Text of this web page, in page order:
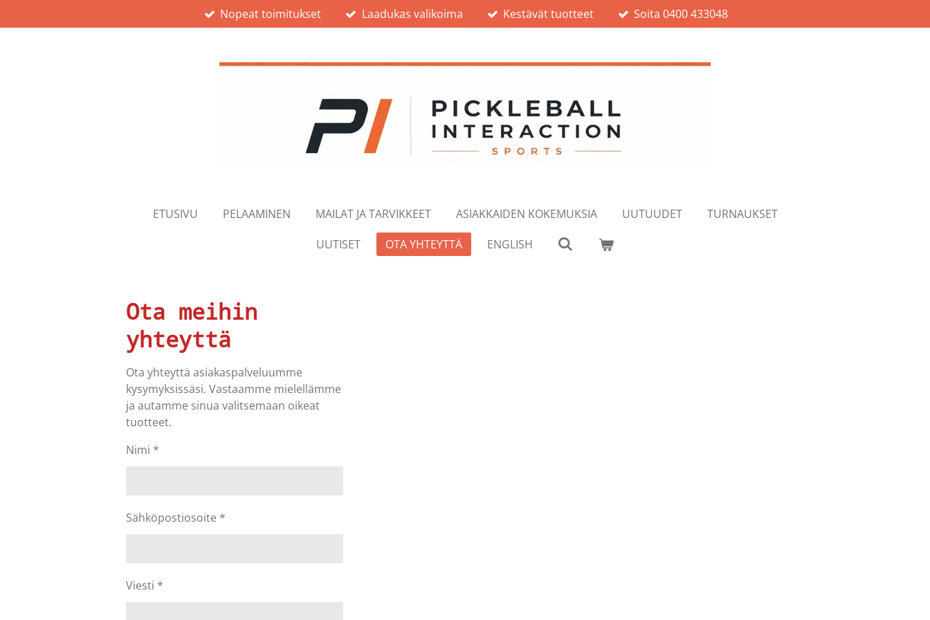
pääsisältöön
Nopeat toimitukset Laadukas valikoima Kestävät tuotteet Soita 0400 433048
ETUSIVU PELAAMINEN MAILAT JA TARVIKKEET ASIAKKAIDEN KOKEMUKSIA UUTUUDET
TURNAUKSET
UUTISET
OTA YHTEYTTÄ ENGLISH
Ota meihin
yhteyttä
Ota yhteyttä asiakaspalveluumme
kysymyksissäsi. Vastaamme mielellämme
ja autamme sinua valitsemaan oikeat
tuotteet.
Nimi *
Sähköpostiosoite *
Viesti *